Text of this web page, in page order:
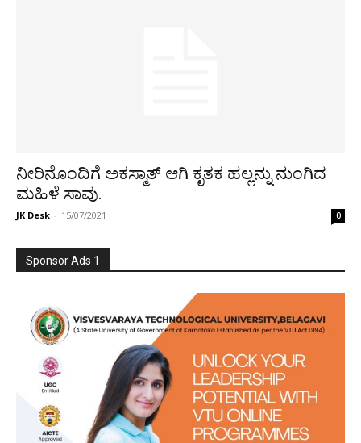
ನೀರಿನೊಂದಿಗೆ ಅಕಸ್ಮಾತ್ ಆಗಿ ಕೃತಕ ಹಲ್ಲನ್ನು ನುಂಗಿದ
ಮಹಿಳೆ ಸಾವು.
JK Desk - 15/07/2021 0
Sponsor Ads 1